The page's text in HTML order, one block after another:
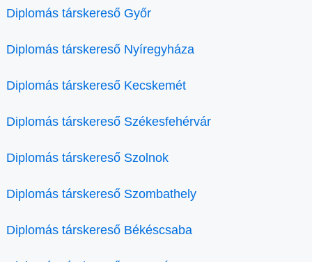
Diplomás társkereső Győr
Diplomás társkereső Nyíregyháza
Diplomás társkereső Kecskemét
Diplomás társkereső Székesfehérvár
Diplomás társkereső Szolnok
Diplomás társkereső Szombathely
Diplomás társkereső Békéscsaba